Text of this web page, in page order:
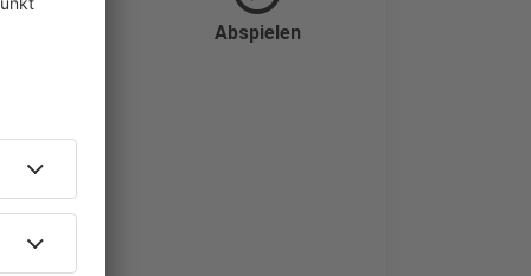
Abspielen